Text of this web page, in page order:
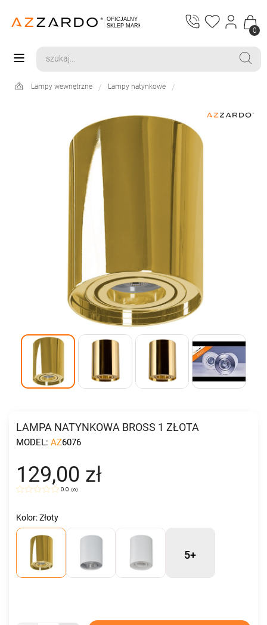
0
Lampy wewnętrzne Lampy natynkowe
LAMPA NATYNKOWA BROSS 1 ZŁOTA
MODEL: AZ6076
129,00 zł
0.0 (0)
Kolor: Złoty
5+